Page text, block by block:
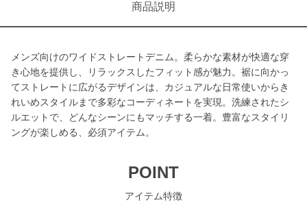
商品説明
メンズ向けのワイドストレートデニム。柔らかな素材が快適な穿
き心地を提供し、リラックスしたフィット感が魅力。裾に向かっ
てストレートに広がるデザインは、カジュアルな日常使いからき
れいめスタイルまで多彩なコーディネートを実現。洗練されたシ
ルエットで、どんなシーンにもマッチする一着。豊富なスタイリ
ングが楽しめる、必須アイテム。
POINT
アイテム特徴